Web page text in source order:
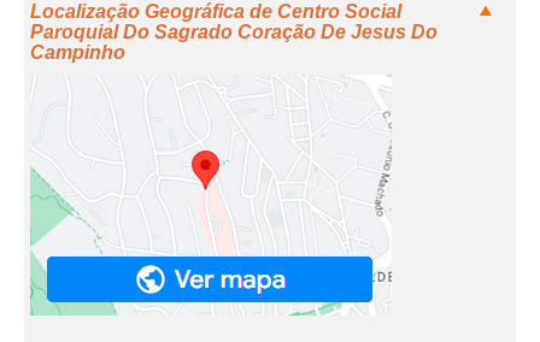
Localização Geográfica de Centro Social
Paroquial Do Sagrado Coração De Jesus Do
Campinho